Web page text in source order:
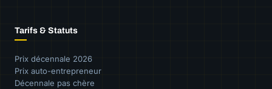
Tarifs & Statuts
Prix décennale 2026
Prix auto-entrepreneur
Décennale pas chère